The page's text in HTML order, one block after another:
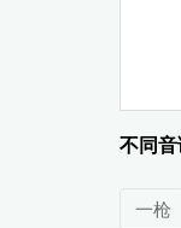
不同
一枪